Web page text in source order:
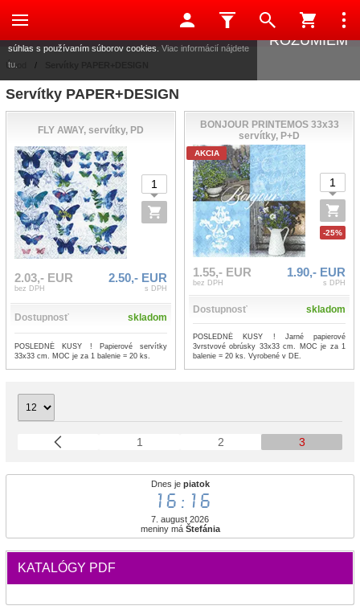
Dnes je piatok
16:16
7. august 2026
meniny má Štefánia
KATALÓGY PDF
Úvod /
Servítky PAPER+DESIGN
FLY AWAY, servítky, PD
2.03,- EUR
bez DPH
2.50,- EUR
s DPH
Dostupnosť skladom
POSLEDNÉ KUSY ! Papierové servítky
33x33 cm. MOC je za 1 balenie = 20 ks.
BONJOUR PRINTEMOS 33x33
servítky, P+D
AKCIA
-25%
1.55,- EUR
bez DPH
1.90,- EUR
s DPH
Dostupnosť skladom
POSLEDNÉ KUSY ! Jarné papierové
3vrstvové obrúsky 33x33 cm. MOC je za 1
balenie = 20 ks. Vyrobené v DE.
1 2 3
Táto stránka používa súbory cookies, ktoré nám pomáhajú
súhlas s používaním súborov cookies. Viac informácií nájdete
tu.
ROZUMIEM